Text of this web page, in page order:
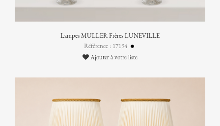
Lampes MULLER Frères LUNEVILLE
Référence : 17194
Ajouter à votre liste